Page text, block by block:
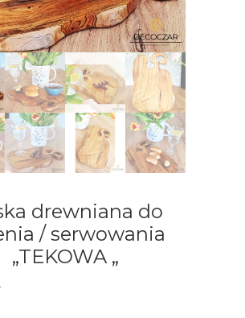
drewniana do
/ serwowania
„TEKOWA „